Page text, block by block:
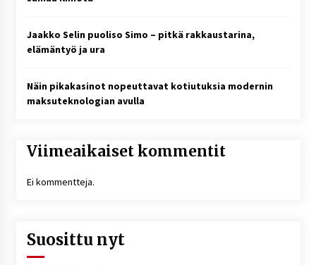
Jaakko Selin puoliso Simo – pitkä rakkaustarina,
elämäntyö ja ura
Näin pikakasinot nopeuttavat kotiutuksia modernin
maksuteknologian avulla
Viimeaikaiset kommentit
Ei kommentteja.
Suosittu nyt